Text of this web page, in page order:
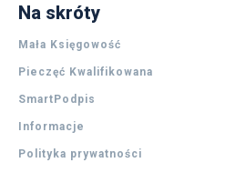
Na skróty
Mała Księgowość
Pieczęć Kwalifikowana
SmartPodpis
Informacje
Polityka prywatności